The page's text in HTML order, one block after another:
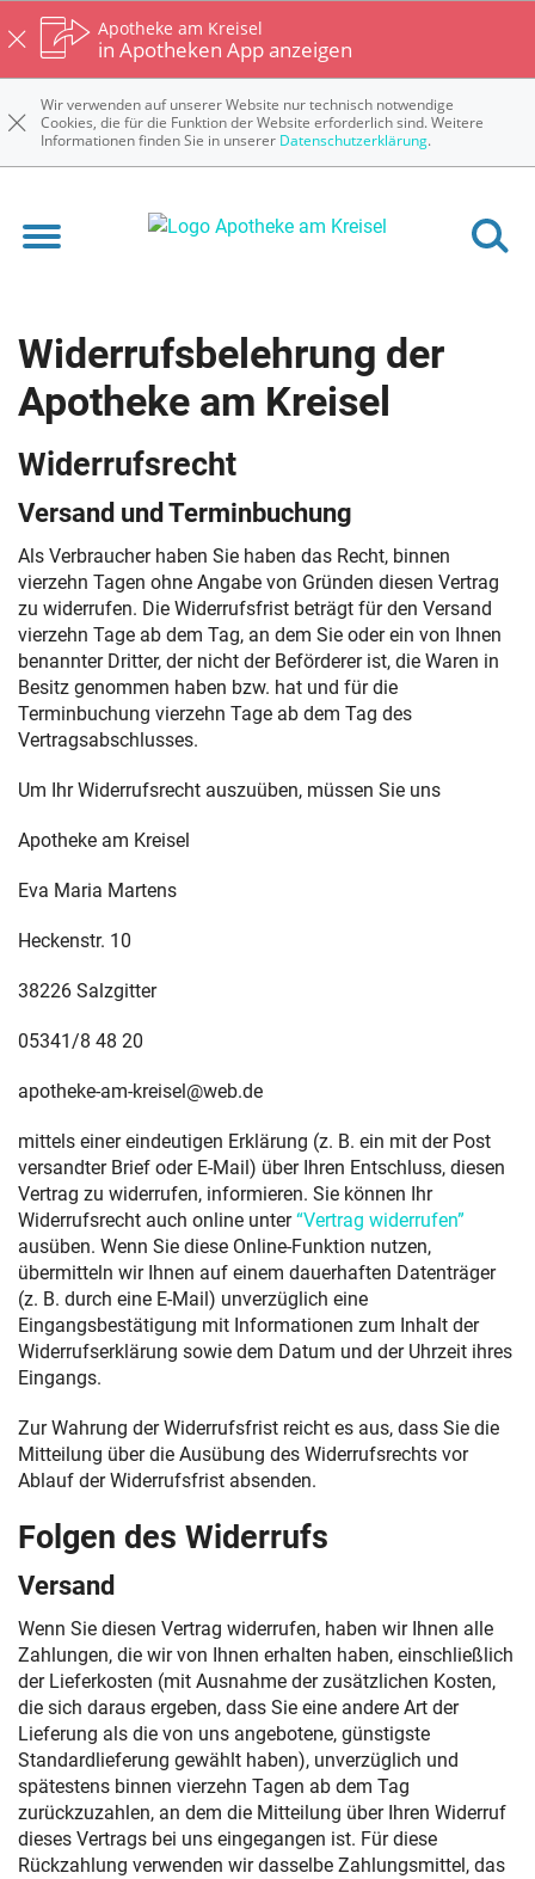
Apotheke am Kreisel
in Apotheken App anzeigen
Wir verwenden auf unserer Website nur technisch notwendige
Cookies, die für die Funktion der Website erforderlich sind. Weitere
Informationen finden Sie in unserer Datenschutzerklärung.
Widerrufsbelehrung der
Apotheke am Kreisel
Widerrufsrecht
Versand und Terminbuchung
Als Verbraucher haben Sie haben das Recht, binnen
vierzehn Tagen ohne Angabe von Gründen diesen Vertrag
zu widerrufen. Die Widerrufsfrist beträgt für den Versand
vierzehn Tage ab dem Tag, an dem Sie oder ein von Ihnen
benannter Dritter, der nicht der Beförderer ist, die Waren in
Besitz genommen haben bzw. hat und für die
Terminbuchung vierzehn Tage ab dem Tag des
Vertragsabschlusses.
Um Ihr Widerrufsrecht auszuüben, müssen Sie uns
Apotheke am Kreisel
Eva Maria Martens
Heckenstr. 10
38226 Salzgitter
05341/8 48 20
apotheke-am-kreisel@web.de
mittels einer eindeutigen Erklärung (z. B. ein mit der Post
versandter Brief oder E-Mail) über Ihren Entschluss, diesen
Vertrag zu widerrufen, informieren. Sie können Ihr
Widerrufsrecht auch online unter“Vertrag widerrufen”
ausüben. Wenn Sie diese Online-Funktion nutzen,
übermitteln wir Ihnen auf einem dauerhaften Datenträger
(z. B. durch eine E-Mail) unverzüglich eine
Eingangsbestätigung mit Informationen zum Inhalt der
Widerrufserklärung sowie dem Datum und der Uhrzeit ihres
Eingangs.
Zur Wahrung der Widerrufsfrist reicht es aus, dass Sie die
Mitteilung über die Ausübung des Widerrufsrechts vor
Ablauf der Widerrufsfrist absenden.
Folgen des Widerrufs
Versand
Wenn Sie diesen Vertrag widerrufen, haben wir Ihnen alle
Zahlungen, die wir von Ihnen erhalten haben, einschließlich
der Lieferkosten (mit Ausnahme der zusätzlichen Kosten,
die sich daraus ergeben, dass Sie eine andere Art der
Lieferung als die von uns angebotene, günstigste
Standardlieferung gewählt haben), unverzüglich und
spätestens binnen vierzehn Tagen ab dem Tag
zurückzuzahlen, an dem die Mitteilung über Ihren Widerruf
dieses Vertrags bei uns eingegangen ist. Für diese
Rückzahlung verwenden wir dasselbe Zahlungsmittel, das